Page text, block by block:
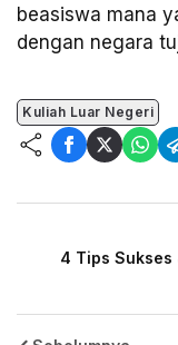
beasiswa mana
dengan negara
Kuliah Luar Negeri
4 Tips Sukses